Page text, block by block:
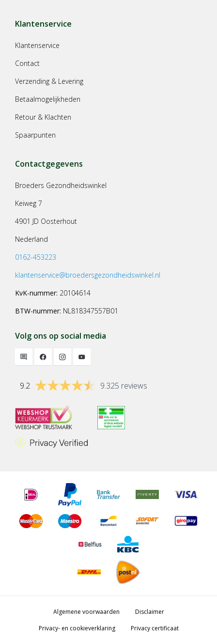
Klantenservice
Klantenservice
Contact
Verzending & Levering
Betaalmogelijkheden
Retour & Klachten
Spaarpunten
Contactgegevens
Broeders Gezondheidswinkel
Keiweg 7
4901 JD Oosterhout
Nederland
0162-453223
klantenservice@broedersgezondheidswinkel.nl
KvK-nummer: 20104614
BTW-nummer: NL818347557B01
Volg ons op social media
9.2 9.325 reviews
Algemene voorwaarden
Disclaimer
Privacy- en cookieverklaring
Privacy certificaat